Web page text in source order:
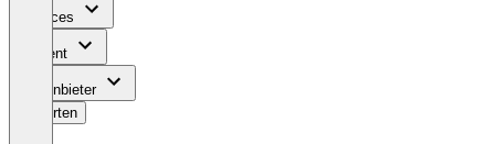
Services
Content
Für Anbieter
Bewerten